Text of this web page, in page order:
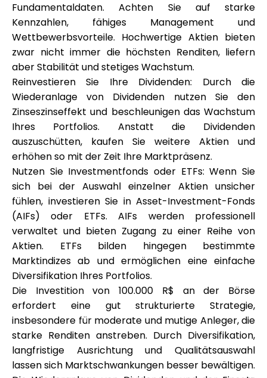
Fundamentaldaten. Achten Sie auf starke
Kennzahlen, fähiges Management und
Wettbewerbsvorteile. Hochwertige Aktien bieten
zwar nicht immer die höchsten Renditen, liefern
aber Stabilität und stetiges Wachstum.
Reinvestieren Sie Ihre Dividenden: Durch die
Wiederanlage von Dividenden nutzen Sie den
Zinseszinseffekt und beschleunigen das Wachstum
Ihres Portfolios. Anstatt die Dividenden
auszuschütten, kaufen Sie weitere Aktien und
erhöhen so mit der Zeit Ihre Marktpräsenz.
Nutzen Sie Investmentfonds oder ETFs: Wenn Sie
sich bei der Auswahl einzelner Aktien unsicher
fühlen, investieren Sie in Asset-Investment-Fonds
(AIFs) oder ETFs. AIFs werden professionell
verwaltet und bieten Zugang zu einer Reihe von
Aktien. ETFs bilden hingegen bestimmte
Marktindizes ab und ermöglichen eine einfache
Diversifikation Ihres Portfolios.
Die Investition von 100.000 R$ an der Börse
erfordert eine gut strukturierte Strategie,
insbesondere für moderate und mutige Anleger, die
starke Renditen anstreben. Durch Diversifikation,
langfristige Ausrichtung und Qualitätsauswahl
lassen sich Marktschwankungen besser bewältigen.